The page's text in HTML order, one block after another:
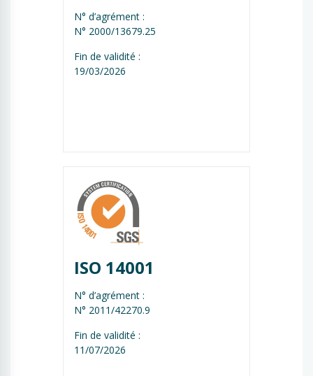
N° d’agrément :
N° 2000/13679.25
Fin de validité :
19/03/2026
ISO 14001
N° d’agrément :
N° 2011/42270.9
Fin de validité :
11/07/2026